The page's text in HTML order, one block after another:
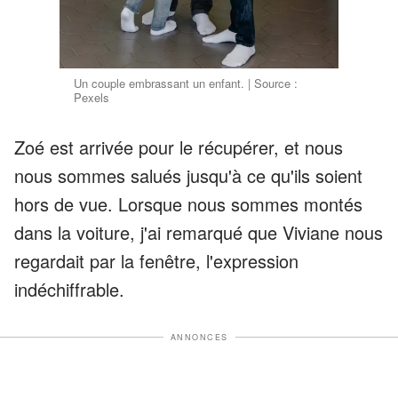
Un couple embrassant un enfant. | Source :
Pexels
Zoé est arrivée pour le récupérer, et nous
nous sommes salués jusqu'à ce qu'ils soient
hors de vue. Lorsque nous sommes montés
dans la voiture, j'ai remarqué que Viviane nous
regardait par la fenêtre, l'expression
indéchiffrable.
ANNONCES